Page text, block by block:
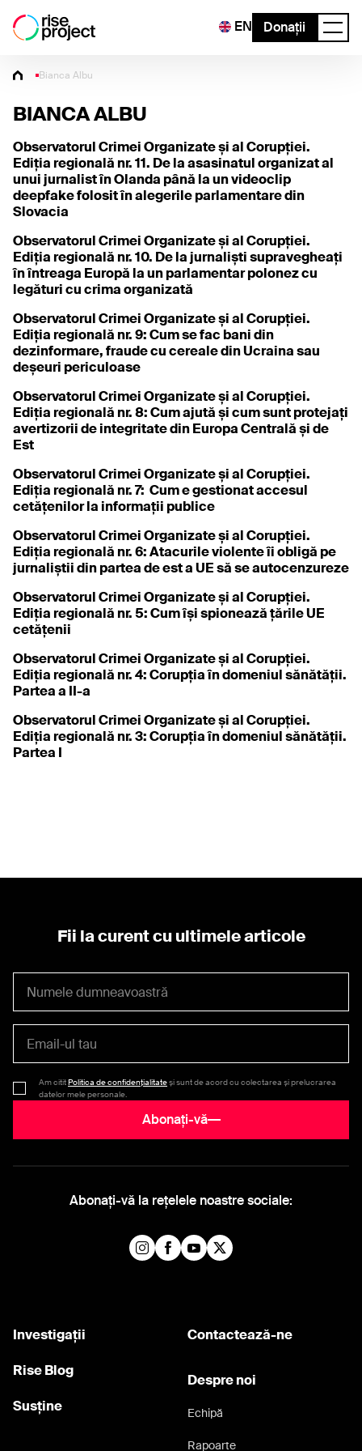
EN Donații
Bianca Albu
BIANCA ALBU
Observatorul Crimei Organizate și al Corupției.
Ediția regională nr. 11. De la asasinatul organizat al
unui jurnalist în Olanda până la un videoclip
deepfake folosit în alegerile parlamentare din
Slovacia
Observatorul Crimei Organizate și al Corupției.
Ediția regională nr. 10. De la jurnaliști supravegheați
în întreaga Europă la un parlamentar polonez cu
legături cu crima organizată
Observatorul Crimei Organizate și al Corupției.
Ediția regională nr. 9: Cum se fac bani din
dezinformare, fraude cu cereale din Ucraina sau
deșeuri periculoase
Observatorul Crimei Organizate și al Corupției.
Ediția regională nr. 8: Cum ajută și cum sunt protejați
avertizorii de integritate din Europa Centrală și de
Est
Observatorul Crimei Organizate și al Corupției.
Ediția regională nr. 7: Cum e gestionat accesul
cetățenilor la informații publice
Observatorul Crimei Organizate și al Corupției.
Ediția regională nr. 6: Atacurile violente îi obligă pe
jurnaliștii din partea de est a UE să se autocenzureze
Observatorul Crimei Organizate și al Corupției.
Ediția regională nr. 5: Cum își spionează țările UE
cetățenii
Observatorul Crimei Organizate și al Corupției.
Ediția regională nr. 4: Corupția în domeniul sănătății.
Partea a II-a
Observatorul Crimei Organizate și al Corupției.
Ediția regională nr. 3: Corupția în domeniul sănătății.
Partea I
Fii la curent cu ultimele articole
Am cititPolitica de confidențialitateși sunt de acord cu colectarea și prelucrarea
datelor mele personale.
Abonați-vă
Abonați-vă la rețelele noastre sociale:
Investigații
Rise Blog
Susține
Contactează-ne
Despre noi
Echipă
Rapoarte